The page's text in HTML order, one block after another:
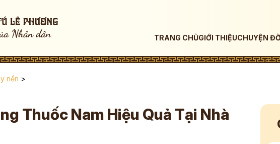
TRANG CHỦGIỚI THIỆUCHUYỆN
nến >
Thuốc Nam Hiệu Quả Tại Nhà